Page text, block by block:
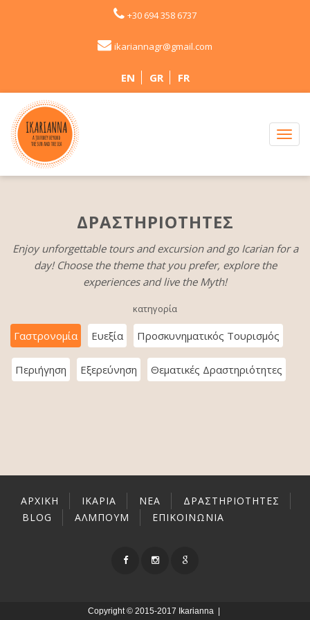
+30 694 358 6737
ikariannagr@gmail.com
EN GR FR
ΔΡΑΣΤΗΡΙΟΤΗΤΕΣ
Enjoy unforgettable tours and excursion and go Icarian for a
day! Choose the theme that you prefer, explore the
experiences and live the Myth!
κατηγορία
Γαστρονομία Ευεξία Προσκυνηματικός Τουρισμός
Περιήγηση Εξερεύνηση Θεματικές Δραστηριότητες
ΑΡΧΙΚΉ ΙΚΑΡΊΑ ΝΕΑ
ΔΡΑΣΤΗΡΙΌΤΗΤΕΣ
BLOG
ΑΛΜΠΟΥΜ ΕΠΙΚΟΙΝΩΝΊΑ
Copyright © 2015-2017 Ikarianna |